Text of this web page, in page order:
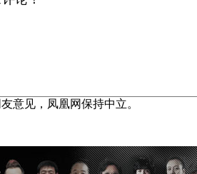
意见，凤凰网保持中立。